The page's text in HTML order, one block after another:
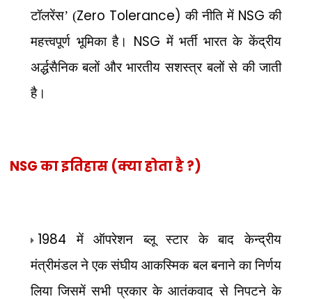
टॉलरेंस’ (Zero Tolerance)की नीति में NSGकी
महत्त्वपूर्ण भूमिका है। NSGमें भर्ती भारत के केंद्रीय
अर्द्धसैनिक बलों और भारतीय सशस्त्र बलों से की जाती
है।
NSG का इतिहास (क्या होता है ?)
1984 में ऑपरेशन ब्लू स्टार के बाद केन्द्रीय
मंत्रीमंडल ने एक संघीय आकस्मिक बल बनाने का निर्णय
लिया जिसमें सभी प्रकार के आतंकवाद से निपटने के